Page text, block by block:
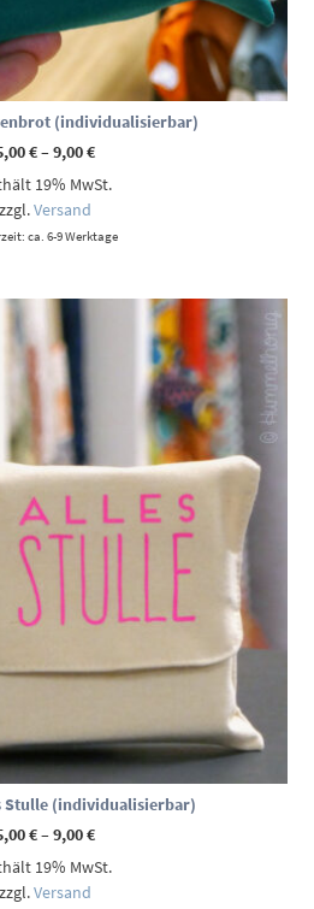
(individualisierbar)
€–9,00€Preisspanne:
bis
19% MwSt.
zzgl.Versand
ca. 6-9 Werktage
Stulle (individualisierbar)
€–9,00€Preisspanne:
bis
19% MwSt.
zzgl.Versand